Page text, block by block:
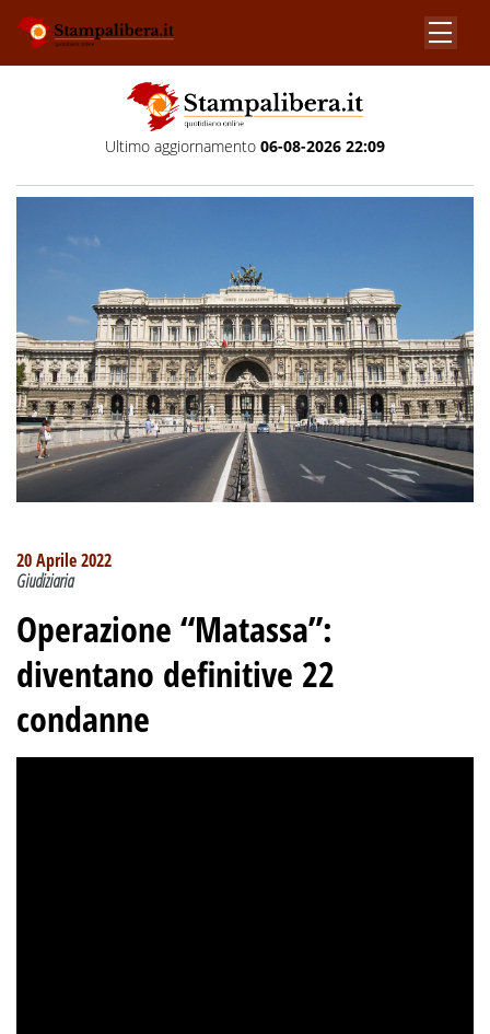
Ultimo aggiornamento 06-08-2026 22:09
20 Aprile 2022
Giudiziaria
Operazione “Matassa”:
diventano definitive 22
condanne